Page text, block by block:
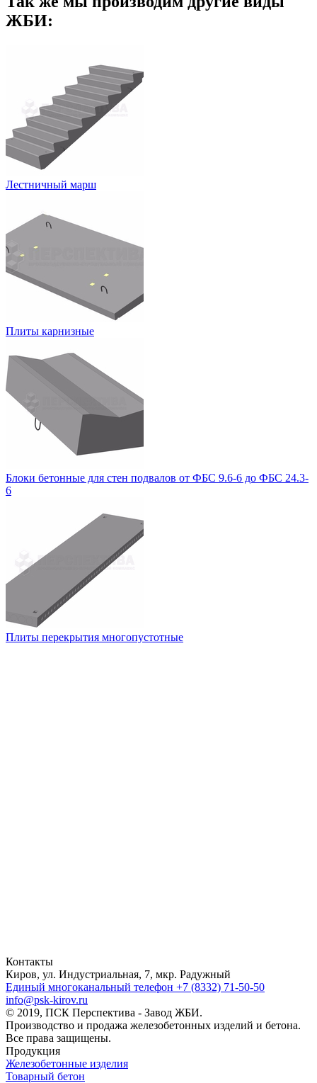
ЖБИ:
Лестничный марш
Плиты карнизные
Блоки бетонные для стен подвалов от ФБС 9.6-6 до ФБС 24.3-
6
Плиты перекрытия многопустотные
Контакты
Киров, ул. Индустриальная, 7, мкр. Радужный
Единый многоканальный телефон +7 (8332) 71-50-50
info@psk-kirov.ru
© 2019, ПСК Перспектива - Завод ЖБИ.
Производство и продажа железобетонных изделий и бетона.
Все права защищены.
Продукция
Железобетонные изделия
Товарный бетон